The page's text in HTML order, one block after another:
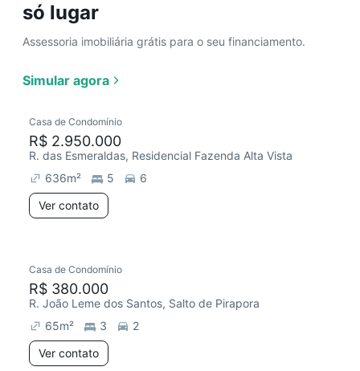
só lugar
Assessoria imobiliária grátis para o seu financiamento.
Simular agora
Casa de Condomínio
R$ 2.950.000
R. das Esmeraldas, Residencial Fazenda Alta Vista
636m² 5
6
Ver contato
Casa de Condomínio
R$ 380.000
R. João Leme dos Santos, Salto de Pirapora
65m² 3
2
Ver contato